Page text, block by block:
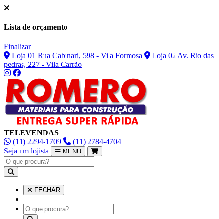
Lista de orçamento
Finalizar
Loja 01 Rua Cabinari, 598 - Vila Formosa
Loja 02 Av. Rio das
pedras, 227 - Vila Carrão
TELEVENDAS
(11) 2294-1709
(11) 2784-4704
Seja um lojista
MENU
FECHAR